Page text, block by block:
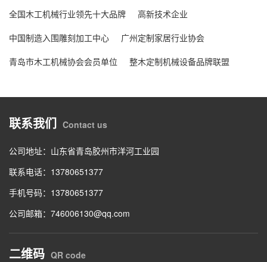
全国木工机械行业领先十大品牌
高新技术企业
中国制造入围雕刻加工中心
广州定制家居行业协会
青岛市木工机械协会会员单位
整木定制机械设备品牌联盟
联系我们 Contact us
公司地址：山东省青岛胶州市洋河工业园
联系电话：13780651377
手机号码：13780651377
公司邮箱：746006130@qq.com
二维码 QR code